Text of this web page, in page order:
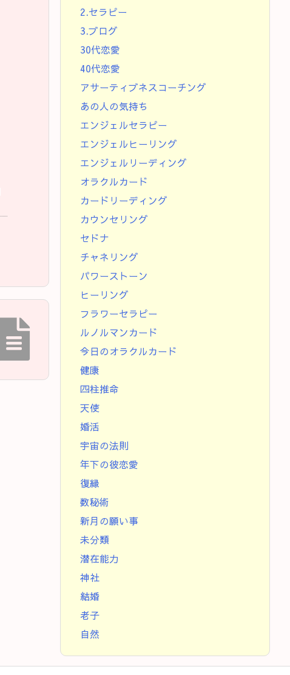
2.セラピー
3.ブログ
30代恋愛
40代恋愛
アサーティブネスコーチング
あの人の気持ち
エンジェルセラピー
エンジェルヒーリング
エンジェルリーディング
オラクルカード
カードリーディング
カウンセリング
セドナ
チャネリング
パワーストーン
ヒーリング
フラワーセラピー
ルノルマンカード
今日のオラクルカード
健康
四柱推命
天使
婚活
宇宙の法則
年下の彼恋愛
復縁
数秘術
新月の願い事
未分類
潜在能力
神社
結婚
老子
自然